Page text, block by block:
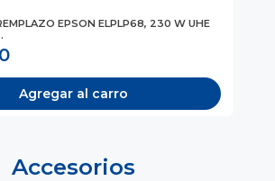
EPSON ELPLP68, 230 W UHE
Agregar al carro
Accesorios